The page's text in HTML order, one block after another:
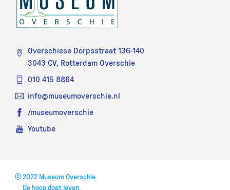
Overschiese Dorpsstraat 136-140
3043 CV, Rotterdam Overschie
010 415 8864
info@museumoverschie.nl
/museumoverschie
Youtube
© 2022 Museum Overschie
De hoop doet leven